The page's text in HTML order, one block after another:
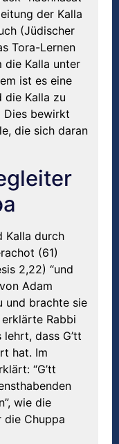
der Kalla
(Jüdischer
Tora-Lernen
die Kalla unter
ist es eine
die Kalla zu
Dies bewirkt
die sich daran
Kalla durch
(61)
2,22) “und
Adam
und brachte sie
erklärte Rabbi
dass G’tt
hat. Im
“G’tt
wie die
die Chuppa